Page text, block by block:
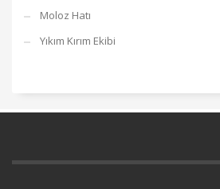
Moloz Hatı
Yıkım Kırım Ekibi